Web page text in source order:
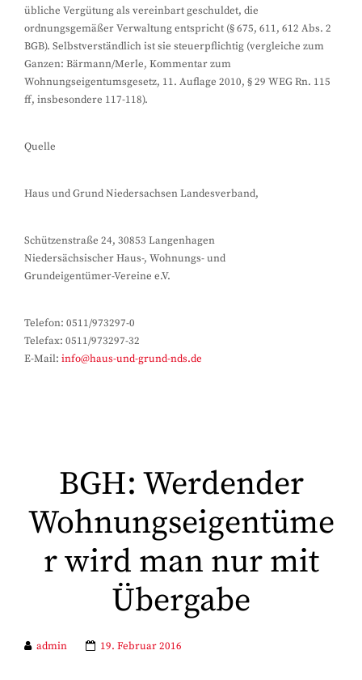
übliche Vergütung als vereinbart geschuldet, die
ordnungsgemäßer Verwaltung entspricht (§ 675, 611, 612 Abs. 2
BGB). Selbstverständlich ist sie steuerpflichtig (vergleiche zum
Ganzen: Bärmann/Merle, Kommentar zum
Wohnungseigentumsgesetz, 11. Auflage 2010, § 29 WEG Rn. 115
ff, insbesondere 117-118).
Quelle
Haus und Grund Niedersachsen Landesverband,
Schützenstraße 24, 30853 Langenhagen
Niedersächsischer Haus-, Wohnungs- und
Grundeigentümer-Vereine e.V.
Telefon: 0511/973297-0
Telefax: 0511/973297-32
E-Mail: info@haus-und-grund-nds.de
BGH: Werdender
Wohnungseigentüme
r wird man nur mit
Übergabe
admin 19. Februar 2016